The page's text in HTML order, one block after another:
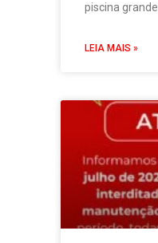
piscina grande.
LEIA MAIS »